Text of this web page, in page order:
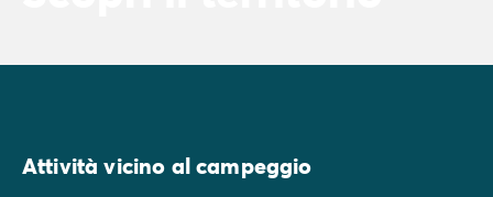
Attività vicino al campeggio